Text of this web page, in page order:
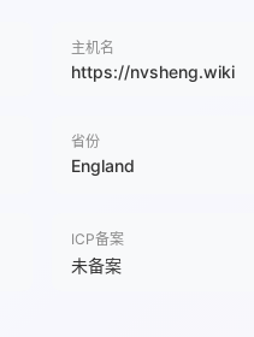
主机名
https://nvsheng.wiki
省份
England
ICP备案
未备案